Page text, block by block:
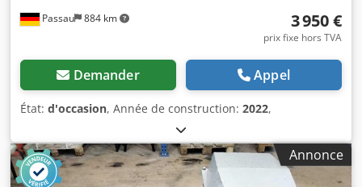
Passau 884 km 3 950 €
prix fixe hors TVA
Demander Appel
État: d'occasion, Année de construction: 2022,
Annonce